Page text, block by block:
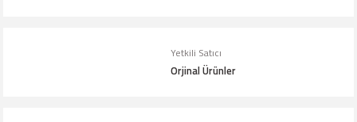
Ürün açıklamasında eksik bilgiler bulunuyor.
Ürün bilgilerinde hatalar bulunuyor.
Yetkili Satıcı
Orjinal Ürünler